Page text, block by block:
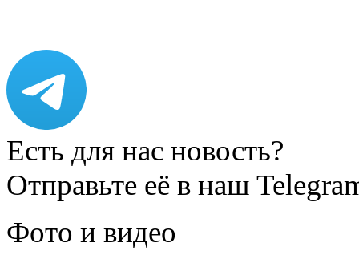
Есть для нас новость?
Отправьте её в наш
Фото и видео